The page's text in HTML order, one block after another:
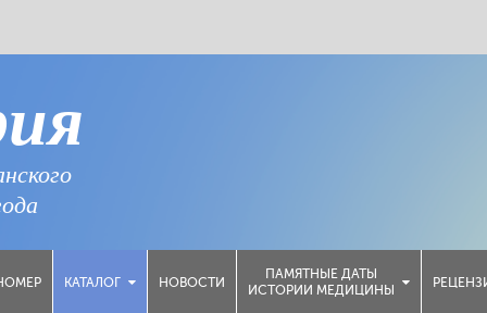
КАТАЛОГ НОВОСТИ
ПАМЯТНЫЕ ДАТЫ
ИСТОРИИ МЕДИЦИНЫ